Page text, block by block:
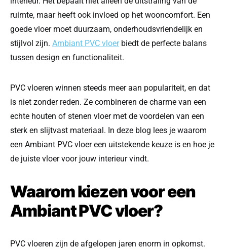
ruimte, maar heeft ook invloed op het wooncomfort. Een
goede vloer moet duurzaam, onderhoudsvriendelijk en
stijlvol zijn. Ambiant PVC vloerbiedt de perfecte balans
tussen design en functionaliteit.
PVC vloeren winnen steeds meer aan populariteit, en dat
is niet zonder reden. Ze combineren de charme van een
echte houten of stenen vloer met de voordelen van een
sterk en slijtvast materiaal. In deze blog lees je waarom
een Ambiant PVC vloer een uitstekende keuze is en hoe je
de juiste vloer voor jouw interieur vindt.
Waarom kiezen voor een
Ambiant PVC vloer?
PVC vloeren zijn de afgelopen jaren enorm in opkomst.